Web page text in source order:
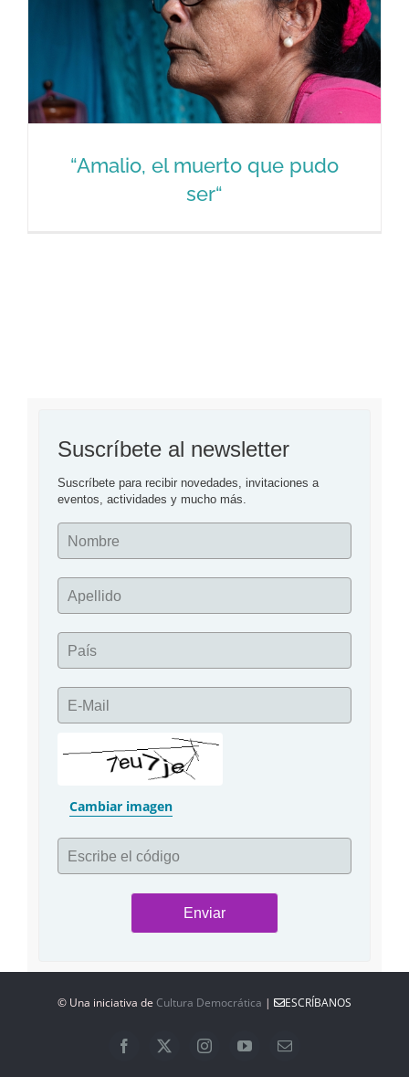
“Amalio, el muerto que pudo
ser“
Suscríbete al newsletter
Suscríbete para recibir novedades, invitaciones a
eventos, actividades y mucho más.
Nombre
Apellido
País
E-Mail
Cambiar imagen
Escribe el código
© Una iniciativa de Cultura Democrática | ESCRÍBANOS
Facebook
X InstagramYouTubeCorreo